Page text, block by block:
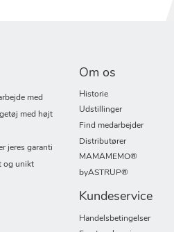
med
med højt
jeres garanti
og unikt
Om os
Historie
Udstillinger
Find medarbejder
Distributører
MAMAMEMO®
byASTRUP®
Kundeservice
Handelsbetingelser